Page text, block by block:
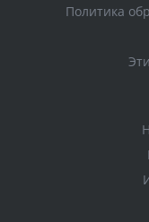
Политика